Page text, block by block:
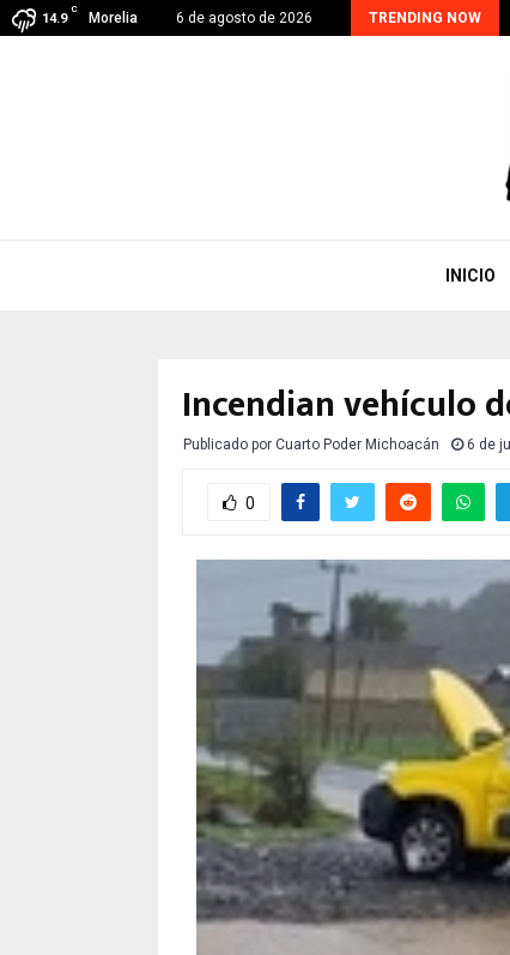
14.9
C
Morelia 6 de agosto de 2026 TRENDING NOW
suma 48 detenidos por extorsión; el…
INICIO
Incendian vehículo
Publicado por Cuarto Poder Michoacán 6 de
0